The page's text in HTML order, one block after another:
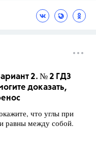
2. № 2 ГДЗ
доказать,
что углы при
равны между собой.